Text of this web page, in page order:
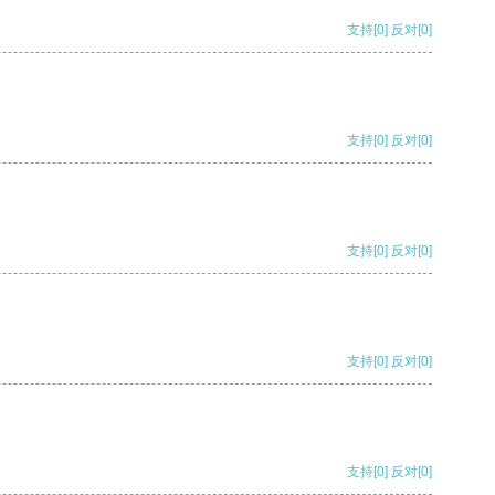
支持[0] 反对[0]
支持[0] 反对[0]
支持[0] 反对[0]
支持[0] 反对[0]
支持[0] 反对[0]